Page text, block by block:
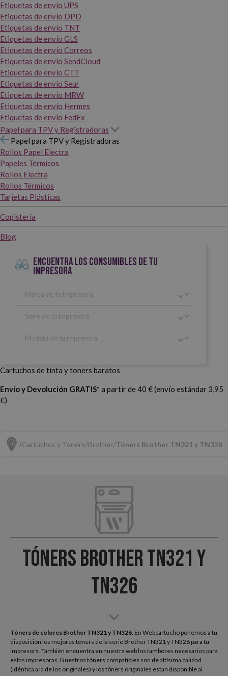
Etiquetas de envío UPS
Etiquetas de envío DPD
Etiquetas de envío TNT
Etiquetas de envío GLS
Etiquetas de envío Correos
Etiquetas de envío SendCloud
Etiquetas de envío CTT
Etiquetas de envío Seur
Etiquetas de envío MRW
Etiquetas de envío Hermes
Etiquetas de envío FedEx
Papel para TPV y Registradoras
Papel para TPV y Registradoras
Rollos Papel Electra
Papeles Térmicos
Rollos Electra
Rollos Térmicos
Tarjetas Plásticas
Copistería
Blog
ENCUENTRA LOS CONSUMIBLES DE TU
IMPRESORA
Cartuchos de tinta y toners baratos
Envío y Devolución GRATIS* a partir de 40 € (envío estándar 3,95
€)
Cartuchos y Toners Brother Tóners Brother TN321 y TN326
Tóners Brother TN321 y
TN326
Tóners de colores Brother TN321 y TN326. En Webcartucho ponemos a tu
disposición los mejores tóners de la serie Brother TN321 y TN326 para tu
impresora. También encuentra en nuestra web los tambores necesarios para
estas impresoras. Nuestros tóners compatibles son de altísima calidad
(idéntica a la de los originales) y los tóners originales estan disponible al